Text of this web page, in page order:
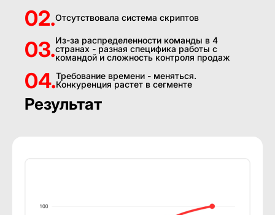
02.Отсутствовала система скриптов
03.Из-за распределенности команды в 4
странах - разная специфика работы с
командой и сложность контроля продаж
04.Требование времени - меняться.
Конкуренция растет в сегменте
Результат